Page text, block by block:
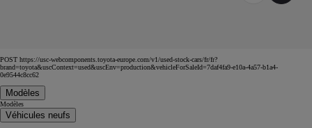
POST https://usc-webcomponents.toyota-europe.com/v1/used-stock-cars/fr/fr?
brand=toyota&uscContext=used&uscEnv=production&vehicleForSaleId=7daf4fa9-e10a-4a57-b1a4-
0e9544c8cc62
Modèles
Modèles
Véhicules neufs